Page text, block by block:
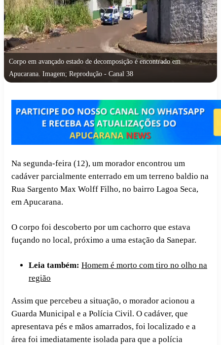
Corpo em avançado estado de decomposição é encontrado em
Apucarana. Imagem; Reprodução - Canal 38
Na segunda-feira (12), um morador encontrou um
cadáver parcialmente enterrado em um terreno baldio na
Rua Sargento Max Wolff Filho, no bairro Lagoa Seca,
em Apucarana.
O corpo foi descoberto por um cachorro que estava
fuçando no local, próximo a uma estação da Sanepar.
Leia também: Homem é morto com tiro no olho na
região
Assim que percebeu a situação, o morador acionou a
Guarda Municipal e a Polícia Civil. O cadáver, que
apresentava pés e mãos amarrados, foi localizado e a
área foi imediatamente isolada para que a polícia